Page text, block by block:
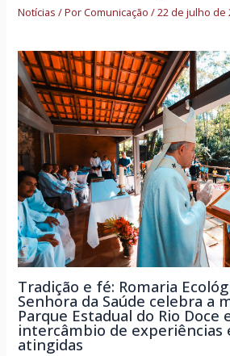
Notícias / PorComunicação/22 de julho de
Tradição e fé: Romaria
Senhora da Saúde celebra a
Parque Estadual do Rio Doce
intercâmbio de experiências
atingidas